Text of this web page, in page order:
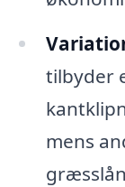
tilbyder
mens